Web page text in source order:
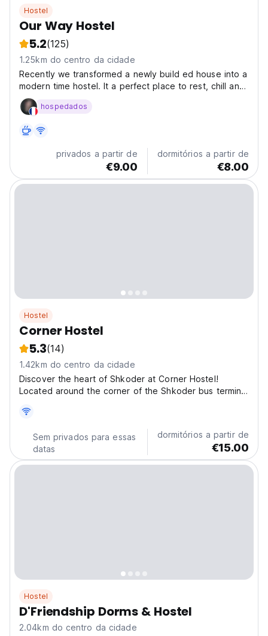
Hostel
Our Way Hostel
5.2(125)
1.25km do centro da cidade
Recently we transformed a newly build ed house into a
modern time hostel. It a perfect place to rest, chill and
meet new people on the way to visit Albania and the
Balkans. It will provide you all the travel commodities
hospedados
privados a partir de
€9.00
dormitórios a partir de
€8.00
Hostel
Corner Hostel
5.3(14)
1.42km do centro da cidade
Discover the heart of Shkoder at Corner Hostel!
Located around the corner of the Shkoder bus terminal
center, our vibrant hostel offers a cozy and stylish
haven for travelers seeking an authentic Albanian...
Sem privados para essas
datas
dormitórios a partir de
€15.00
Hostel
D'Friendship Dorms & Hostel
2.04km do centro da cidade